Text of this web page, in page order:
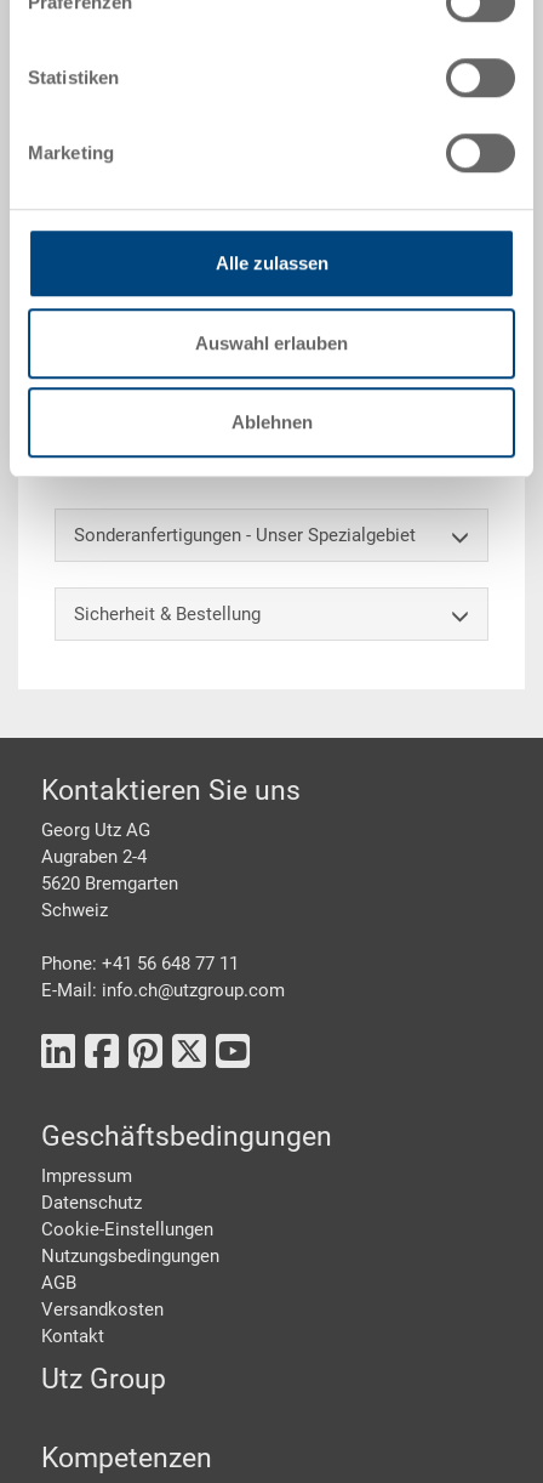
Statistiken
Marketing
Alle zulassen
Auswahl erlauben
Ablehnen
Angebot anfordern
Technische Daten
Isolationseinlage zu POOLBOX 33, EPS 30, grau, 2-
16.5 L, Isolation 30-50 mm
Optionales Zubehör
Sonderanfertigungen - Unser Spezialgebiet
Sicherheit & Bestellung
Footer
Kontaktieren Sie uns
Georg Utz AG
Augraben 2-4
5620 Bremgarten
Schweiz
Phone: +41 56 648 77 11
E-Mail: info.ch@utzgroup.com
Geschäftsbedingungen
Impressum
Datenschutz
Cookie-Einstellungen
Nutzungsbedingungen
AGB
Versandkosten
Kontakt
Utz Group
Kompetenzen